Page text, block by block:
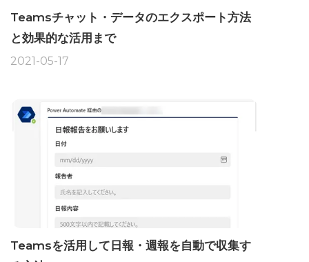
Teamsチャット・データのエクスポート方法
と効果的な活用まで
2021-05-17
Teamsを活用して日報・週報を自動で収集す